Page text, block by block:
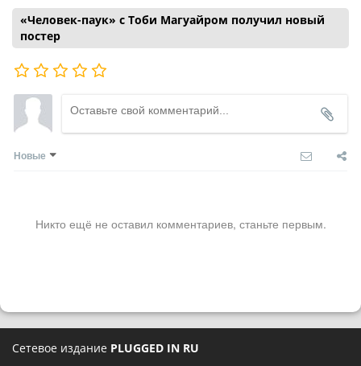
«Человек-паук» с Тоби Магуайром получил новый
постер
Новые
Никто ещё не оставил комментариев, станьте первым.
Сетевое издание PLUGGED IN RU